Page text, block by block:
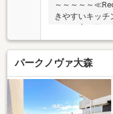
～～～～～
きやすいキッ
ビングの大き
週末は家族でお
◇87.97㎡。収
～～～～～～
円から購入可!
数、住宅ロー
自宅まで送迎も
パークノヴァ大森